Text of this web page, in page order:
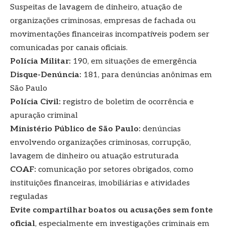
Suspeitas de lavagem de dinheiro, atuação de
organizações criminosas, empresas de fachada ou
movimentações financeiras incompatíveis podem ser
comunicadas por canais oficiais.
Polícia Militar: 190, em situações de emergência
Disque-Denúncia: 181, para denúncias anônimas em
São Paulo
Polícia Civil: registro de boletim de ocorrência e
apuração criminal
Ministério Público de São Paulo: denúncias
envolvendo organizações criminosas, corrupção,
lavagem de dinheiro ou atuação estruturada
COAF: comunicação por setores obrigados, como
instituições financeiras, imobiliárias e atividades
reguladas
Evite compartilhar boatos ou acusações sem fonte
oficial, especialmente em investigações criminais em